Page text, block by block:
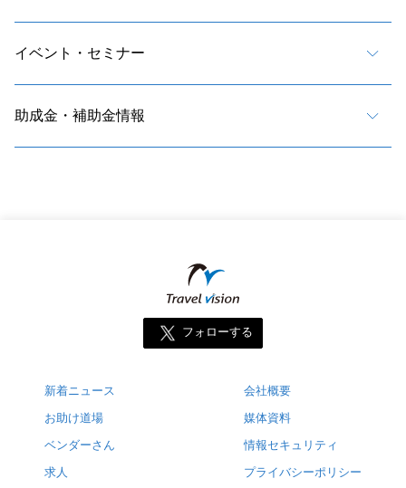
イベント・セミナー
助成金・補助金情報
フォローする
新着ニュース
お助け道場
ベンダーさん
求人
会社概要
媒体資料
情報セキュリティ
プライバシーポリシー